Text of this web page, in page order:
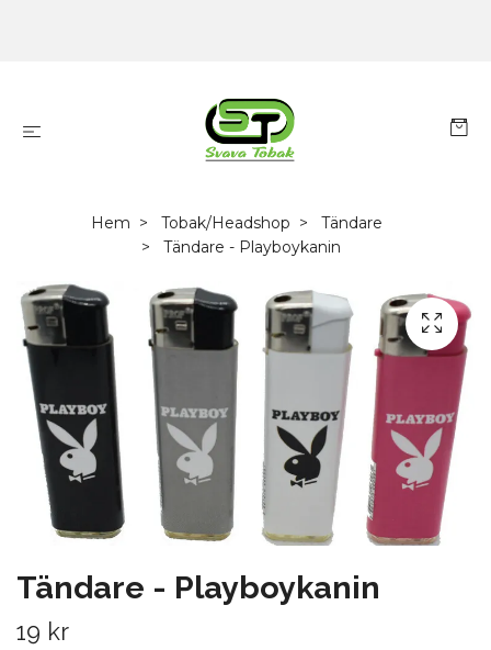
Hem Tobak/Headshop
Tändare
Tändare - Playboykanin
Tändare - Playboykanin
19 kr